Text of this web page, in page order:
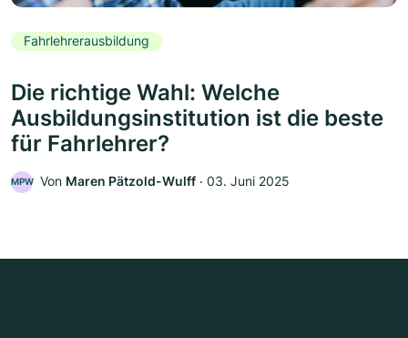
Fahrlehrerausbildung
Die richtige Wahl: Welche
Ausbildungsinstitution ist die beste
für Fahrlehrer?
MPW Von Maren Pätzold-Wulff ‧ 03. Juni 2025